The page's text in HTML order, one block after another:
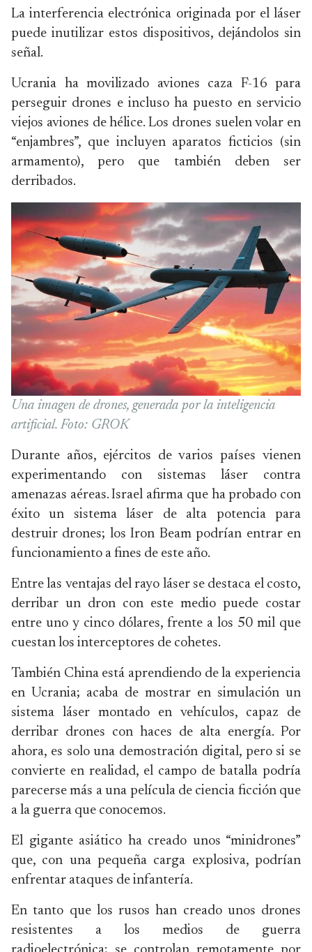
La interferencia electrónica originada por el láser
puede inutilizar estos dispositivos, dejándolos sin
señal.
Ucrania ha movilizado aviones caza F-16 para
perseguir drones e incluso ha puesto en servicio
viejos aviones de hélice. Los drones suelen volar en
“enjambres”, que incluyen aparatos ficticios (sin
armamento), pero que también deben ser
derribados.
Una imagen de drones, generada por la inteligencia
artificial. Foto: GROK
Durante años, ejércitos de varios países vienen
experimentando con sistemas láser contra
amenazas aéreas. Israel afirma que ha probado con
éxito un sistema láser de alta potencia para
destruir drones; los Iron Beam podrían entrar en
funcionamiento a fines de este año.
Entre las ventajas del rayo láser se destaca el costo,
derribar un dron con este medio puede costar
entre uno y cinco dólares, frente a los 50 mil que
cuestan los interceptores de cohetes.
También China está aprendiendo de la experiencia
en Ucrania; acaba de mostrar en simulación un
sistema láser montado en vehículos, capaz de
derribar drones con haces de alta energía. Por
ahora, es solo una demostración digital, pero si se
convierte en realidad, el campo de batalla podría
parecerse más a una película de ciencia ficción que
a la guerra que conocemos.
El gigante asiático ha creado unos “minidrones”
que, con una pequeña carga explosiva, podrían
enfrentar ataques de infantería.
En tanto que los rusos han creado unos drones
resistentes a los medios de guerra